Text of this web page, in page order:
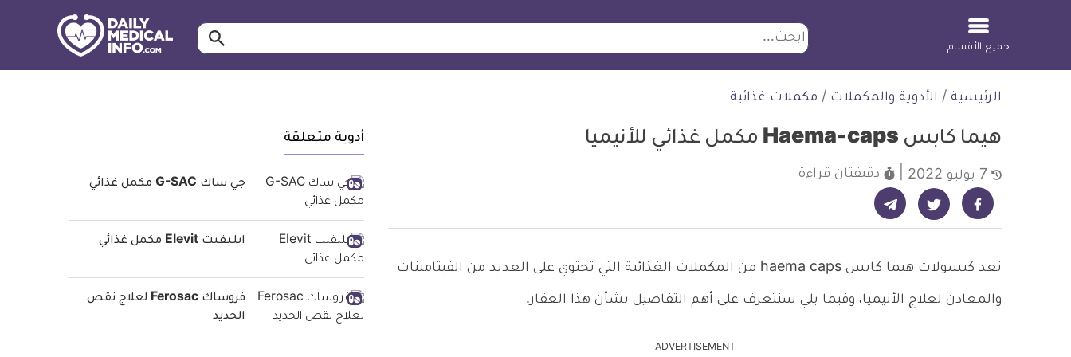
ابحث ابحث…
جميع الأقسام
الرئيسية / الأدوية والمكملات / مكملات غذائية
هيما كابس Haema-caps مكمل غذائي للأنيميا
دقيقتان قراءة
شارك على فيسبوك - ديلي ميديكال انفو شارك على تويتر - ديلي ميديكال انفو شارك على تيليجرام - ديلي ميديكال انفو
تعد كبسولات هيما كابس haema caps من المكملات الغذائية التي تحتوي على العديد من الفيتامينات
والمعادن لعلاج الأنيميا، وفيما يلي سنتعرف على أهم التفاصيل بشأن هذا العقار.
ADVERTISEMENT
أدوية متعلقة
جي ساك G-SAC مكمل غذائي
ايليفيت Elevit مكمل غذائي
فروساك Ferosac لعلاج نقص
الحديد